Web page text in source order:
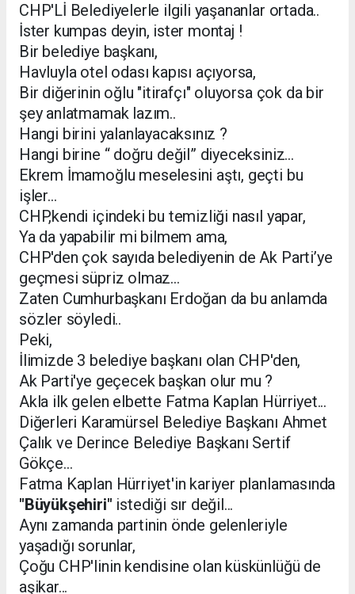
CHP'Lİ Belediyelerle ilgili yaşananlar ortada..
İster kumpas deyin, ister montaj !
Bir belediye başkanı,
Havluyla otel odası kapısı açıyorsa,
Bir diğerinin oğlu "itirafçı" oluyorsa çok da bir
şey anlatmamak lazım..
Hangi birini yalanlayacaksınız ?
Hangi birine “ doğru değil” diyeceksiniz...
Ekrem İmamoğlu meselesini aştı, geçti bu
işler...
CHP,kendi içindeki bu temizliği nasıl yapar,
Ya da yapabilir mi bilmem ama,
CHP'den çok sayıda belediyenin de Ak Parti’ye
geçmesi süpriz olmaz...
Zaten Cumhurbaşkanı Erdoğan da bu anlamda
sözler söyledi..
Peki,
İlimizde 3 belediye başkanı olan CHP'den,
Ak Parti'ye geçecek başkan olur mu ?
Akla ilk gelen elbette Fatma Kaplan Hürriyet...
Diğerleri Karamürsel Belediye Başkanı Ahmet
Çalık ve Derince Belediye Başkanı Sertif
Gökçe...
Fatma Kaplan Hürriyet'in kariyer planlamasında
"Büyükşehiri" istediği sır değil...
Aynı zamanda partinin önde gelenleriyle
yaşadığı sorunlar,
Çoğu CHP'linin kendisine olan küskünlüğü de
aşikar...